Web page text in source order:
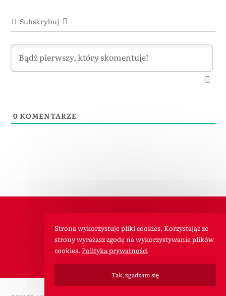
Subskrybuj
0 KOMENTARZE
Czytaj kolejny artykuł:
Strona wykorzystuje pliki cookies. Korzystając ze
strony wyrażasz zgodę na wykorzystywanie plików
cookies. Polityka prywatności
Tak, zgadzam się